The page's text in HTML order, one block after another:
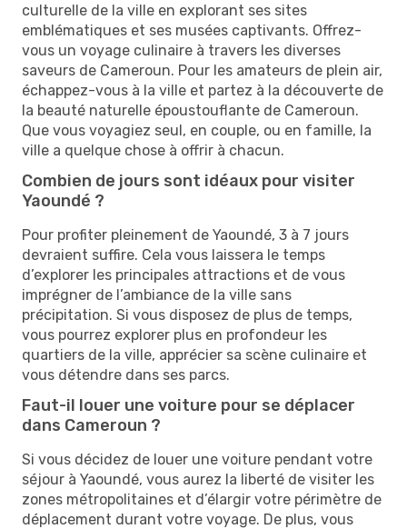
culturelle de la ville en explorant ses sites
emblématiques et ses musées captivants. Offrez-
vous un voyage culinaire à travers les diverses
saveurs de Cameroun. Pour les amateurs de plein air,
échappez-vous à la ville et partez à la découverte de
la beauté naturelle époustouflante de Cameroun.
Que vous voyagiez seul, en couple, ou en famille, la
ville a quelque chose à offrir à chacun.
Combien de jours sont idéaux pour visiter
Yaoundé ?
Pour profiter pleinement de Yaoundé, 3 à 7 jours
devraient suffire. Cela vous laissera le temps
d’explorer les principales attractions et de vous
imprégner de l’ambiance de la ville sans
précipitation. Si vous disposez de plus de temps,
vous pourrez explorer plus en profondeur les
quartiers de la ville, apprécier sa scène culinaire et
vous détendre dans ses parcs.
Faut-il louer une voiture pour se déplacer
dans Cameroun ?
Si vous décidez de louer une voiture pendant votre
séjour à Yaoundé, vous aurez la liberté de visiter les
zones métropolitaines et d’élargir votre périmètre de
déplacement durant votre voyage. De plus, vous